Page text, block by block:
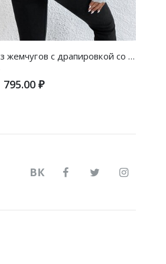
Свитер из жемчугов с драпировкой со спущенным плечом
795.00 ₽
ВК